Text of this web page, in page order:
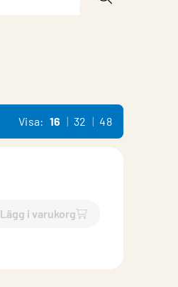
Visa: 16 32 48
Lägg i varukorg
`$Lägg till